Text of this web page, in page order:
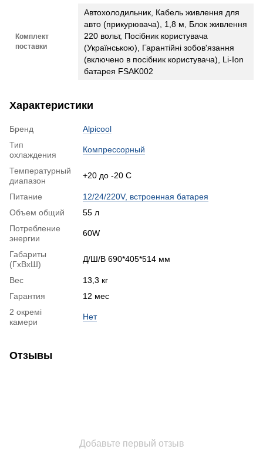
Комплект
поставки
Автохолодильник, Кабель живлення для
авто (прикурювача), 1,8 м, Блок живлення
220 вольт, Посібник користувача
(Українською), Гарантійні зобов'язання
(включено в посібник користувача), Li-Ion
батарея FSAK002
Характеристики
Бренд
Alpicool
Тип
охлаждения
Компрессорный
Температурный
диапазон
+20 до -20 С
Питание
12/24/220V, встроенная батарея
Объем общий
55 л
Потребление
энергии
60W
Габариты
(ГхВхШ)
Д/Ш/В 690*405*514 мм
Вес
13,3 кг
Гарантия
12 мес
2 окремі
камери
Нет
Отзывы
Добавьте первый отзыв